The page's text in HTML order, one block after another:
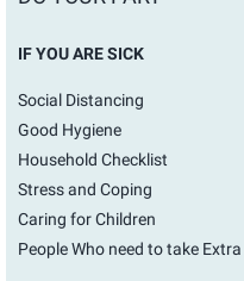
IF YOU ARE SICK
Social Distancing
Good Hygiene
Household Checklist
Stress and Coping
Caring for Children
People Who need to take